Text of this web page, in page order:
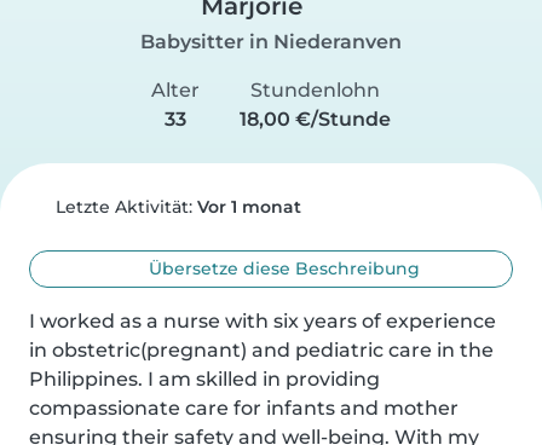
Marjorie
Babysitter in Niederanven
Alter
33
Stundenlohn
18,00 €/Stunde
Letzte Aktivität: Vor 1 monat
Übersetze diese Beschreibung
I worked as a nurse with six years of experience
in obstetric(pregnant) and pediatric care in the
Philippines. I am skilled in providing
compassionate care for infants and mother
ensuring their safety and well-being. With my